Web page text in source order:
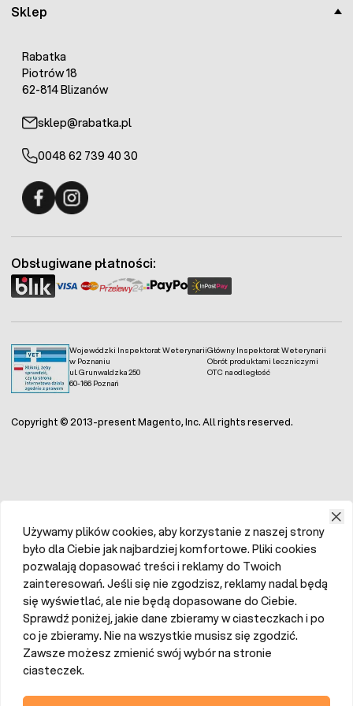
Sklep
Rabatka
Piotrów 18
62-814 Blizanów
sklep@rabatka.pl
0048 62 739 40 30
Wojewódzki Inspektorat Weterynarii
w Poznaniu
ul. Grunwaldzka 250
60-166 Poznań
Główny Inspektorat Weterynarii
Obrót produktami leczniczymi
OTC na odległość
Obsługiwane płatności:
Copyright © 2013-present Magento, Inc. All rights reserved.
Używamy plików cookies, aby korzystanie z naszej strony
było dla Ciebie jak najbardziej komfortowe. Pliki cookies
pozwalają dopasować treści i reklamy do Twoich
zainteresowań. Jeśli się nie zgodzisz, reklamy nadal będą
się wyświetlać, ale nie będą dopasowane do Ciebie.
Sprawdź poniżej, jakie dane zbieramy w ciasteczkach i po
co je zbieramy. Nie na wszystkie musisz się zgodzić.
Zawsze możesz zmienić swój wybór na stronie
ciasteczek.